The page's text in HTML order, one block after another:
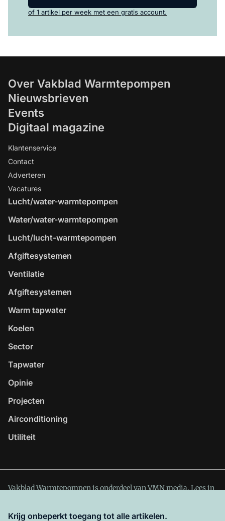
of 1 artikel per week met een gratis account.
Over Vakblad Warmtepompen
Nieuwsbrieven
Events
Digitaal magazine
Klantenservice
Contact
Adverteren
Vacatures
Lucht/water-warmtepompen
Water/water-warmtepompen
Lucht/lucht-warmtepompen
Afgiftesystemen
Ventilatie
Afgiftesystemen
Warm tapwater
Koelen
Sector
Tapwater
Opinie
Projecten
Airconditioning
Utiliteit
Vakblad Warmtepompen is onderdeel van VMN media. Lees in
deze site zijn de volgende regelingen van toepassing:
Krijg onbeperkt toegang tot alle artikelen.